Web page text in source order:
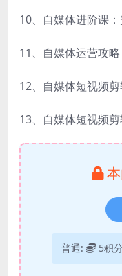
10、自媒体进阶课
11、自媒体运营攻
12、自媒体短视频
13、自媒体短视频
普通: 5积分